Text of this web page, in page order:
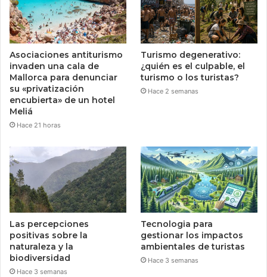
Asociaciones antiturismo
invaden una cala de
Mallorca para denunciar
su «privatización
encubierta» de un hotel
Meliá
Hace 21 horas
Turismo degenerativo:
¿quién es el culpable, el
turismo o los turistas?
Hace 2 semanas
Las percepciones
positivas sobre la
naturaleza y la
biodiversidad
Hace 3 semanas
Tecnologia para
gestionar los impactos
ambientales de turistas
Hace 3 semanas